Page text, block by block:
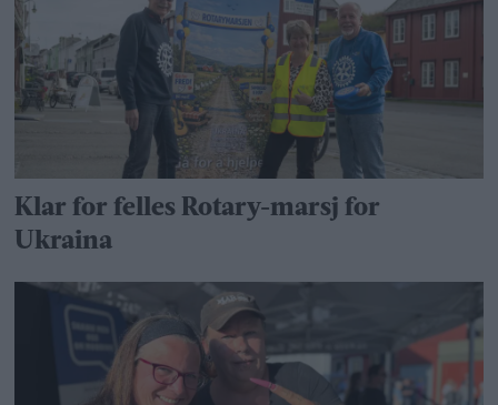
Klar for felles Rotary-marsj for
Ukraina